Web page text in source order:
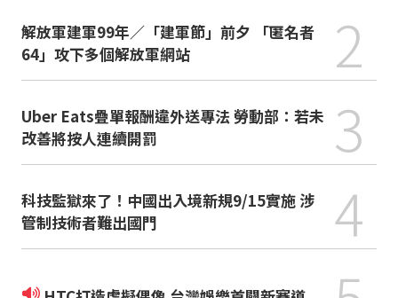
解放軍建軍99年／「建軍節」前夕 「匿名者
64」攻下多個解放軍網站
2
Uber Eats疊單報酬違外送專法 勞動部：若未
改善將按人連續開罰
3
科技監獄來了！中國出入境新規9/15實施 涉
管制技術者難出國門
4